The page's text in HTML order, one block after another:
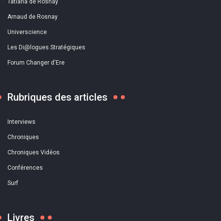
Tatiana de Rosnay
Arnaud de Rosnay
Universcience
Les Di@logues Stratégiques
Forum Changer d'Ere
Rubriques des articles
Interviews
Chroniques
Chroniques Vidéos
Conférences
Surf
Livres